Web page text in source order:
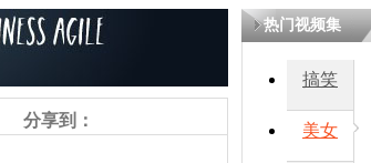
分享到：
热门视频集
搞笑
美女